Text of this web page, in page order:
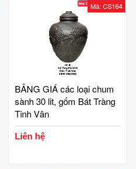
Mã: CS164
BẢNG GIÁ các loại chum
sành 30 lit, gốm Bát Tràng
Tinh Vân
Liên hệ